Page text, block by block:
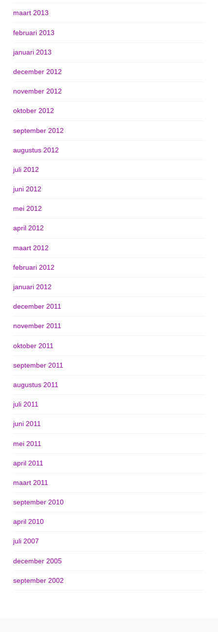
maart 2013
februari 2013
januari 2013
december 2012
november 2012
oktober 2012
september 2012
augustus 2012
juli 2012
juni 2012
mei 2012
april 2012
maart 2012
februari 2012
januari 2012
december 2011
november 2011
oktober 2011
september 2011
augustus 2011
juli 2011
juni 2011
mei 2011
april 2011
maart 2011
september 2010
april 2010
juli 2007
december 2005
september 2002